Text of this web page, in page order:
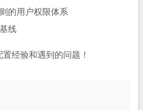
的用户权限体系
线
经验和遇到的问题！